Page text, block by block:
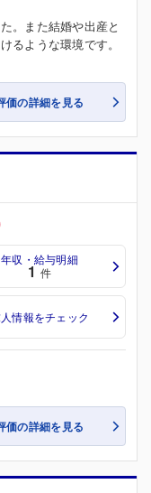
。また結婚や出産と
るような環境です。
価の詳細を見る
年収・給与明細
1 件
情報をチェック
価の詳細を見る